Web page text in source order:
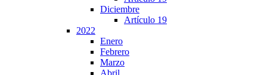
Diciembre
Artículo 19
2022
Enero
Febrero
Marzo
Abril